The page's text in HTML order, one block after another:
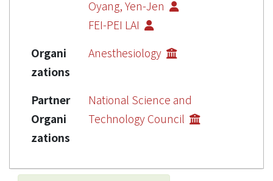
Oyang, Yen-Jen
FEI-PEI LAI
Organi
zations
Anesthesiology
Partner
Organi
zations
National Science and
Technology Council